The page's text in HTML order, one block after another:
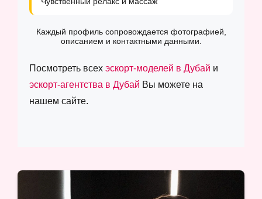
Каждый профиль сопровождается фотографией,
описанием и контактными данными.
Посмотреть всех эскорт-моделей в Дубай и
эскорт-агентства в Дубай Вы можете на
нашем сайте.